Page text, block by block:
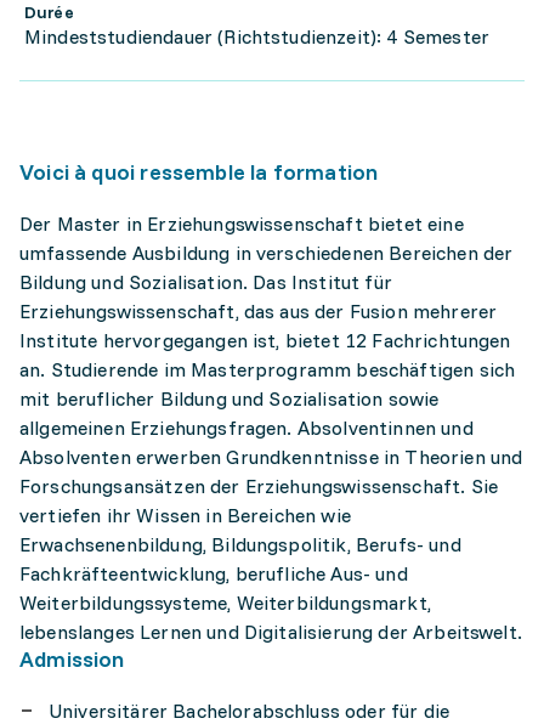
Durée
Mindeststudiendauer (Richtstudienzeit): 4 Semester
Voici à quoi ressemble la formation
Der Master in Erziehungswissenschaft bietet eine
umfassende Ausbildung in verschiedenen Bereichen der
Bildung und Sozialisation. Das Institut für
Erziehungswissenschaft, das aus der Fusion mehrerer
Institute hervorgegangen ist, bietet 12 Fachrichtungen
an. Studierende im Masterprogramm beschäftigen sich
mit beruflicher Bildung und Sozialisation sowie
allgemeinen Erziehungsfragen. Absolventinnen und
Absolventen erwerben Grundkenntnisse in Theorien und
Forschungsansätzen der Erziehungswissenschaft. Sie
vertiefen ihr Wissen in Bereichen wie
Erwachsenenbildung, Bildungspolitik, Berufs- und
Fachkräfteentwicklung, berufliche Aus- und
Weiterbildungssysteme, Weiterbildungsmarkt,
lebenslanges Lernen und Digitalisierung der Arbeitswelt.
Admission
Universitärer Bachelorabschluss oder für die